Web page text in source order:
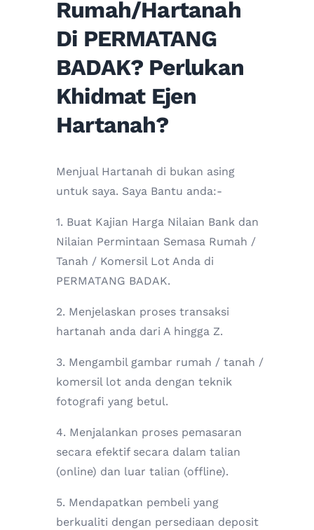
Rumah/Hartanah
Di PERMATANG
BADAK? Perlukan
Khidmat Ejen
Hartanah?
Menjual Hartanah di bukan asing
untuk saya. Saya Bantu anda:-
1. Buat Kajian Harga Nilaian Bank dan
Nilaian Permintaan Semasa Rumah /
Tanah / Komersil Lot Anda di
PERMATANG BADAK.
2. Menjelaskan proses transaksi
hartanah anda dari A hingga Z.
3. Mengambil gambar rumah / tanah /
komersil lot anda dengan teknik
fotografi yang betul.
4. Menjalankan proses pemasaran
secara efektif secara dalam talian
(online) dan luar talian (offline).
5. Mendapatkan pembeli yang
berkualiti dengan persediaan deposit